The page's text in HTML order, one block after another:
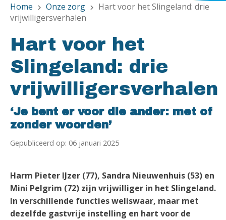
Home chevron_right Onze zorg chevron_right
Hart voor het Slingeland: drie
vrijwilligersverhalen
Hart voor het
Slingeland: drie
vrijwilligersverhalen
‘Je bent er voor die ander: met of
zonder woorden’
Gepubliceerd op: 06 januari 2025
Harm Pieter IJzer (77), Sandra Nieuwenhuis (53) en
Mini Pelgrim (72) zijn vrijwilliger in het Slingeland.
In verschillende functies weliswaar, maar met
dezelfde gastvrije instelling en hart voor de